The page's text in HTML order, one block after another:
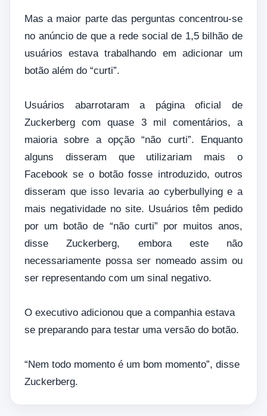
Mas a maior parte das perguntas concentrou-se
no anúncio de que a rede social de 1,5 bilhão de
usuários estava trabalhando em adicionar um
botão além do “curti”.
Usuários abarrotaram a página oficial de
Zuckerberg com quase 3 mil comentários, a
maioria sobre a opção “não curti”. Enquanto
alguns disseram que utilizariam mais o
Facebook se o botão fosse introduzido, outros
disseram que isso levaria ao cyberbullying e a
mais negatividade no site. Usuários têm pedido
por um botão de “não curti” por muitos anos,
disse Zuckerberg, embora este não
necessariamente possa ser nomeado assim ou
ser representando com um sinal negativo.
O executivo adicionou que a companhia estava
se preparando para testar uma versão do botão.
“Nem todo momento é um bom momento”, disse
Zuckerberg.